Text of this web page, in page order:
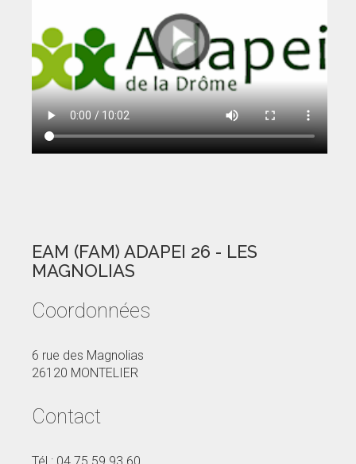
EAM (FAM) ADAPEI 26 - LES
MAGNOLIAS
Coordonnées
6 rue des Magnolias
26120 MONTELIER
Contact